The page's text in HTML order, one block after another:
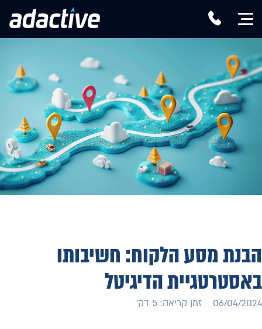
הבנת מסע הלקוח: חשיבותו
באסטרטגיית הדיגיטל
06/04/2024 זמן קריאה: 5 דק׳